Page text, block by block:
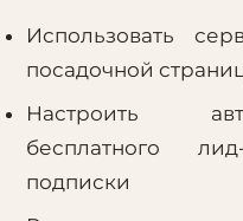
Использовать
посадочной
Настроить
бесплатного
подписки